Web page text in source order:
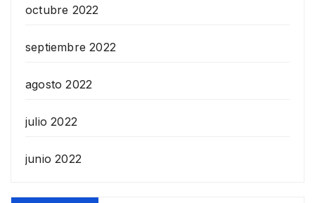
octubre 2022
septiembre 2022
agosto 2022
julio 2022
junio 2022